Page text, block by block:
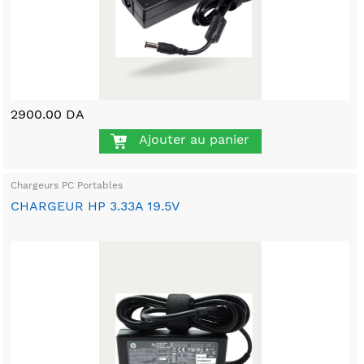
2900.00 DA
Ajouter au panier
Chargeurs PC Portables
CHARGEUR HP 3.33A 19.5V